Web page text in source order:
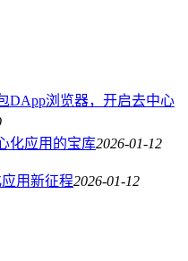
DApp浏览器，开启去中心
化应用的宝库2026-01-12
用新征程2026-01-12